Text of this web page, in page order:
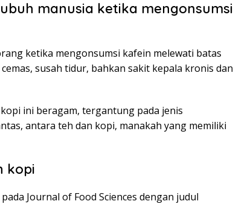
manusia ketika mengonsumsi
ketika mengonsumsi kafein melewati batas
susah tidur, bahkan sakit kepala kronis dan
ini beragam, tergantung pada jenis
antara teh dan kopi, manakah yang memiliki
kopi
Journal of Food Sciences dengan judul